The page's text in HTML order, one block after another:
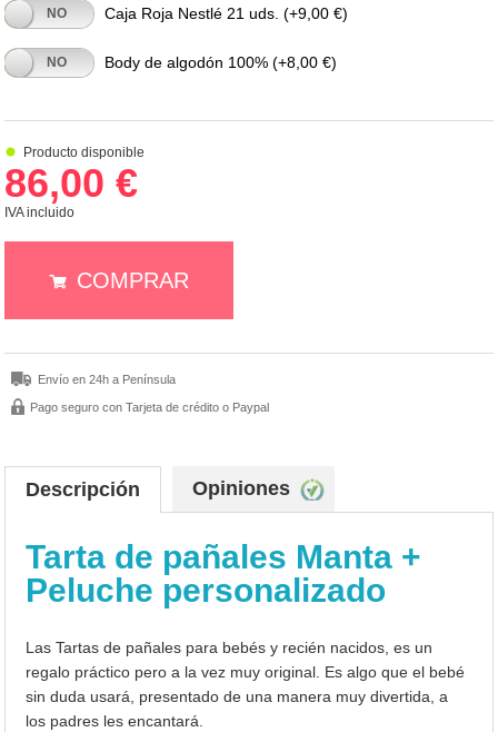
NO Caja Roja Nestlé 21 uds. (+9,00 €)
NO Body de algodón 100% (+8,00 €)
Producto disponible
86,00 €
IVA incluido
COMPRAR
Envío en 24h a Península
Pago seguro con Tarjeta de crédito o Paypal
Descripción Opiniones
Tarta de pañales Manta +
Peluche personalizado
Las Tartas de pañales para bebés y recién nacidos, es un
regalo práctico pero a la vez muy original. Es algo que el bebé
sin duda usará, presentado de una manera muy divertida, a
los padres les encantará.